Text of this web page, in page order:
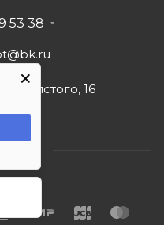
53 38
Толстого, 16